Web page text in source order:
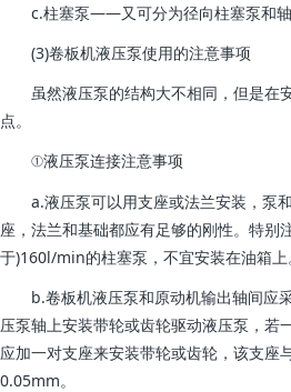
c.柱塞泵——又可分为径向柱塞泵和轴
(3)卷板机液压泵使用的注意事项
虽然液压泵的结构大不相同，但是在
点。
①液压泵连接注意事项
a.液压泵可以用支座或法兰安装，泵
座，法兰和基础都应有足够的刚性。特别
于)160l/min的柱塞泵，不宜安装在油箱上
b.卷板机液压泵和原动机输出轴间应
压泵轴上安装带轮或齿轮驱动液压泵，若
应加一对支座来安装带轮或齿轮，该支座
0.05mm。